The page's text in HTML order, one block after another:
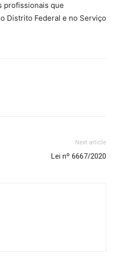
profissionais que
Distrito Federal e no Serviço
Next article
Lei nº 6667/2020